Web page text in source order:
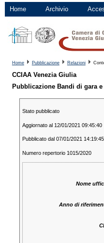
Home Archivio
Home Pubblicazione Relazioni
CCIAA Venezia Giulia
Pubblicazione Bandi di gara
Stato pubblicato
Aggiornato al 12/01/2021 09:45:40
Pubblicato dal 07/01/2021
Numero repertorio 1015/2020
Nome
Anno di